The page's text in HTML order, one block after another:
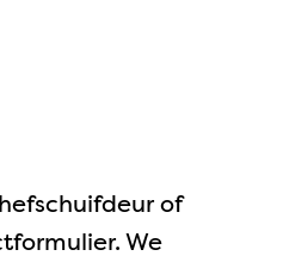
hefschuifdeur of
We